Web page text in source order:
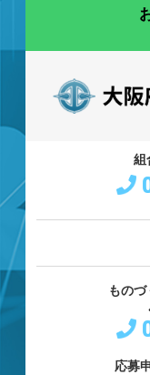
組
もの
応募